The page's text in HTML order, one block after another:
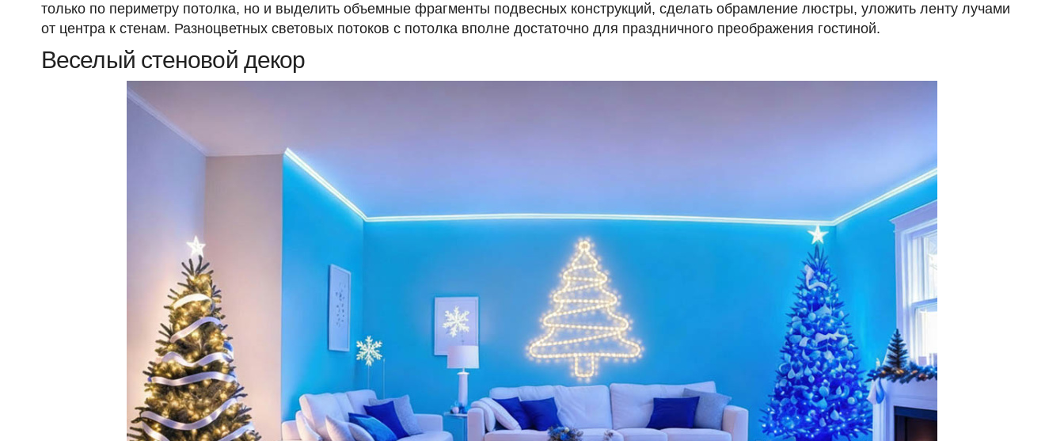
только по периметру потолка, но и выделить объемные фрагменты подвесных конструкций, сделать обрамление люстры, уложить ленту лучами
от центра к стенам. Разноцветных световых потоков с потолка вполне достаточно для праздничного преображения гостиной.
Веселый стеновой декор